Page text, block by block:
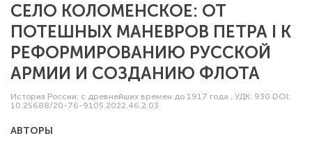
СЕЛО КОЛОМЕНСКОЕ: ОТ
ПОТЕШНЫХ МАНЕВРОВ ПЕТРА I К
РЕФОРМИРОВАНИЮ РУССКОЙ
АРМИИ И СОЗДАНИЮ ФЛОТА
История России: с древнейших времен до 1917 года , УДК: 930 DOI:
10.25688/20-76-9105.2022.46.2.03
АВТОРЫ